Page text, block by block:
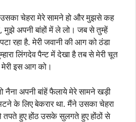
चेहरा मेरे सामने हो और मुझसे कह
मुझे अपनी बांहों में ले लो। जब से तुम्हें
रहा है. मेरी जवानी की आग को ठंडा
लिंगदेव पैन्ट में देखा है तब से मेरी चूत
इस आग को।
अपनी बांहें फैलाये मेरे सामने खड़ी
के लिए बेकरार था. मैंने उसका चेहरा
हुए होंठ उसके सुलगते हुए होंठों से